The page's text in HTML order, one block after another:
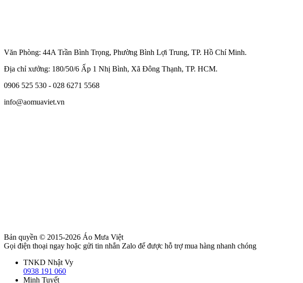
Văn Phòng: 44A Trần Bình Trọng, Phường Bình Lợi Trung, TP. Hồ Chí Minh.
Địa chỉ xưởng: 180/50/6 Ấp 1 Nhị Bình, Xã Đông Thạnh, TP. HCM.
0906 525 530 - 028 6271 5568
info@aomuaviet.vn
Bản quyền © 2015-2026 Áo Mưa Việt
Gọi điện thoại ngay hoặc gửi tin nhắn Zalo để được hỗ trợ mua hàng nhanh chóng
TNKD Nhật Vy
0938 191 060
Minh Tuyết